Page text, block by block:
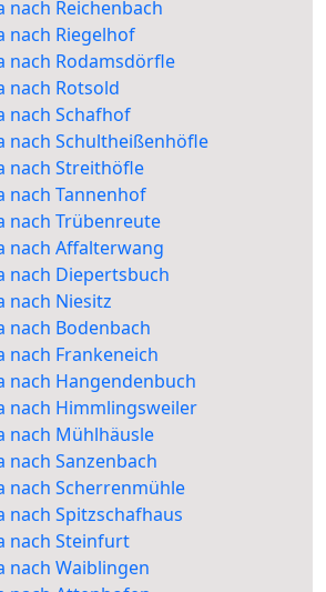
nach Reichenbach
nach Riegelhof
nach Rodamsdörfle
nach Rotsold
nach Schafhof
nach Schultheißenhöfle
nach Streithöfle
nach Tannenhof
nach Trübenreute
nach Affalterwang
nach Diepertsbuch
nach Niesitz
nach Bodenbach
nach Frankeneich
nach Hangendenbuch
nach Himmlingsweiler
nach Mühlhäusle
nach Sanzenbach
nach Scherrenmühle
nach Spitzschafhaus
nach Steinfurt
nach Waiblingen